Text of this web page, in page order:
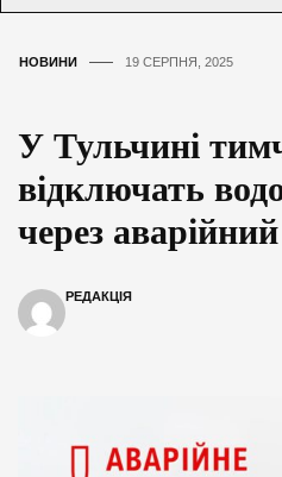
НОВИНИ 19 СЕРПНЯ, 2025
У Тульчині
відключать
через
РЕДАКЦІЯ